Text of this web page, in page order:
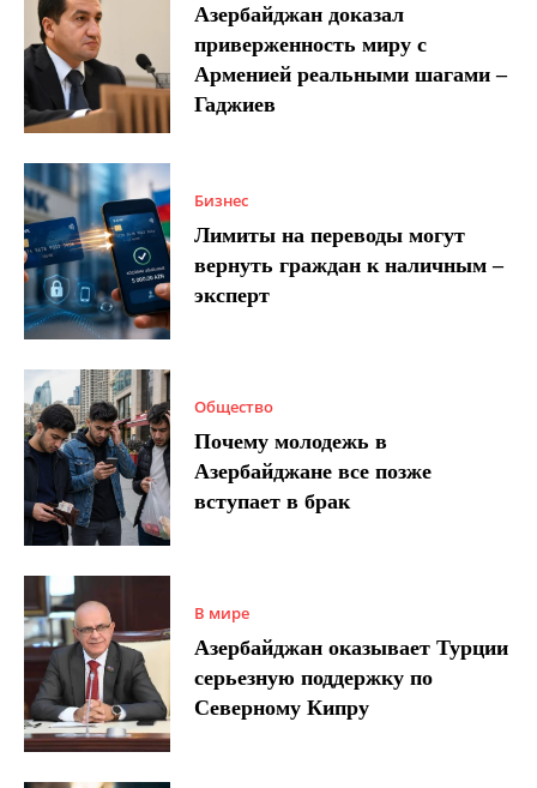
Азербайджан доказал
приверженность миру с
Арменией реальными шагами –
Гаджиев
Бизнес
Лимиты на переводы могут
вернуть граждан к наличным –
эксперт
Общество
Почему молодежь в
Азербайджане все позже
вступает в брак
В мире
Азербайджан оказывает Турции
серьезную поддержку по
Северному Кипру